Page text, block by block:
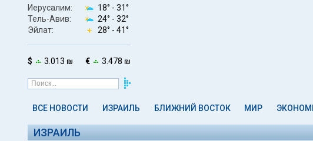
Иерусалим: 18° - 31°
Тель-Авив:
24° - 32°
Эйлат:
28° - 41°
$ 3.013 ₪ € 3.478 ₪
ВСЕ НОВОСТИ ИЗРАИЛЬ БЛИЖНИЙ ВОСТОК МИР
ИЗРАИЛЬ